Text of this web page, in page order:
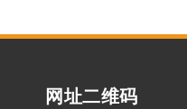
网址二维码